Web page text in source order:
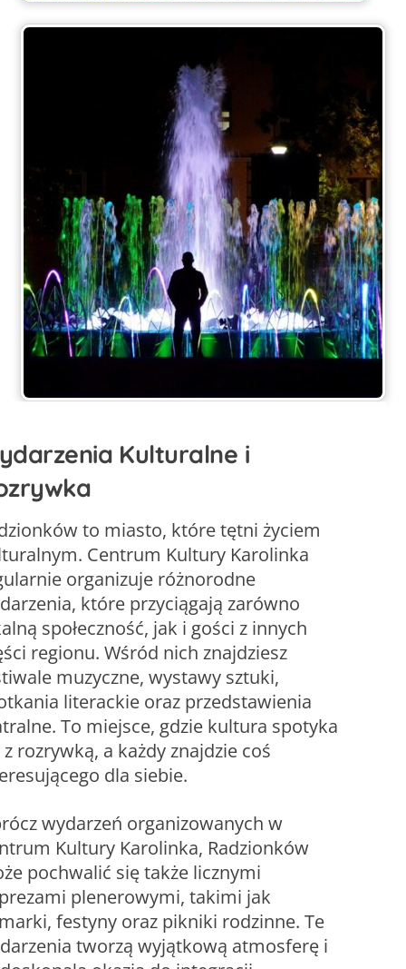
Kulturalne i
to miasto, które tętni życiem
Centrum Kultury Karolinka
organizuje różnorodne
które przyciągają zarówno
społeczność, jak i gości z innych
regionu. Wśród nich znajdziesz
muzyczne, wystawy sztuki,
literackie oraz przedstawienia
To miejsce, gdzie kultura spotyka
z rozrywką, a każdy znajdzie coś
dla siebie.
wydarzeń organizowanych w
Kultury Karolinka, Radzionków
pochwalić się także licznymi
plenerowymi, takimi jak
festyny oraz pikniki rodzinne. Te
tworzą wyjątkową atmosferę i